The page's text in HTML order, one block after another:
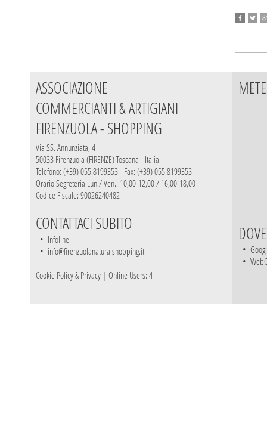
ASSOCIAZIONE
COMMERCIANTI & ARTIGIANI
FIRENZUOLA - SHOPPING
Via SS. Annunziata, 4
50033 Firenzuola (FIRENZE) Toscana - Italia
Telefono: (+39) 055.8199353 - Fax: (+39) 055.8199353
Orario Segreteria Lun./ Ven.: 10,00-12,00 / 16,00-18,00
Codice Fiscale: 90026240482
CONTATTACI SUBITO
• Infoline
• info@firenzuolanaturalshopping.it
Cookie Policy & Privacy | Online Users: 4
•
•